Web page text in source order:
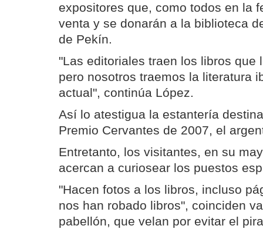
expositores que, como todos en la
venta y se donarán a la biblioteca
de Pekín.
"Las editoriales traen los libros que
pero nosotros traemos la literatura
actual", continúa López.
Así lo atestigua la estantería
Premio Cervantes de 2007, el
Entretanto, los visitantes, en su
acercan a curiosear los puestos
"Hacen fotos a los libros, incluso
nos han robado libros", coinciden
pabellón, que velan por evitar el